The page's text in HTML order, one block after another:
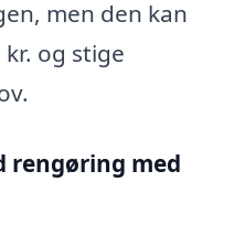
men den kan
og stige
rengøring med